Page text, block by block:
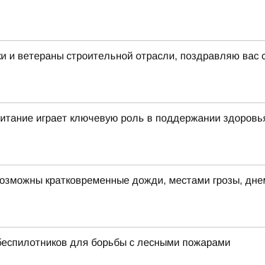
и ветераны строительной отрасли, поздравляю
играет ключевую роль в поддержании
кратковременные дожди, местами грозы,
для борьбы с лесными пожарами